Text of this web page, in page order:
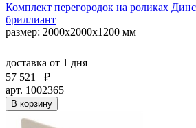
Комплект перегородок на роликах
бриллиант
размер: 2000x2000x1200 мм
доставка от 1 дня
57 521
₽
арт. 1002365
В корзину